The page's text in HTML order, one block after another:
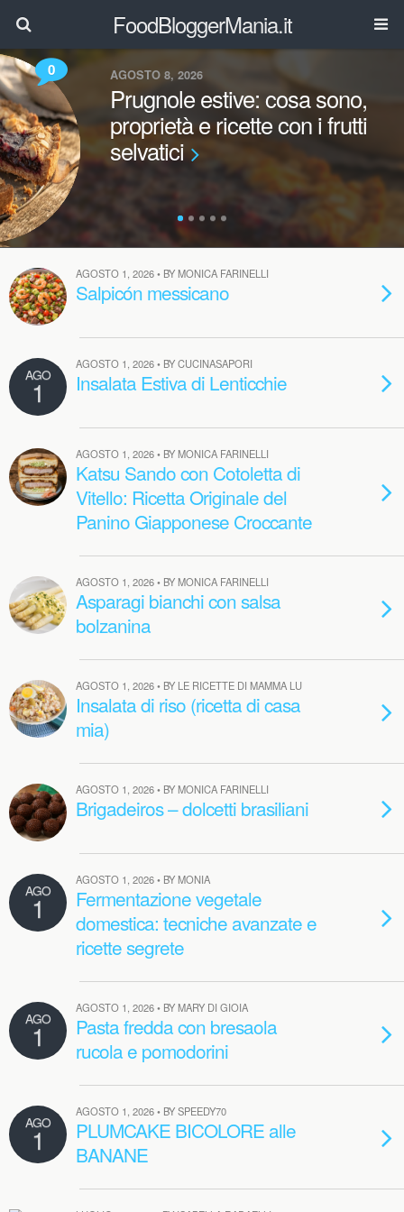
FoodBloggerMania.it
0 AGOSTO 8, 2026
Prugnole estive: cosa sono,
proprietà e ricette con i frutti
selvatici
AGOSTO 1, 2026 • BY MONICA FARINELLI
Salpicón messicano
AGO
1
AGOSTO 1, 2026 • BY CUCINASAPORI
Insalata Estiva di Lenticchie
AGOSTO 1, 2026 • BY MONICA FARINELLI
Katsu Sando con Cotoletta di
Vitello: Ricetta Originale del
Panino Giapponese Croccante
AGOSTO 1, 2026 • BY MONICA FARINELLI
Asparagi bianchi con salsa
bolzanina
AGOSTO 1, 2026 • BY LE RICETTE DI MAMMA LU
Insalata di riso (ricetta di casa
mia)
AGOSTO 1, 2026 • BY MONICA FARINELLI
Brigadeiros – dolcetti brasiliani
AGO
1
AGOSTO 1, 2026 • BY MONIA
Fermentazione vegetale
domestica: tecniche avanzate e
ricette segrete
AGO
1
AGOSTO 1, 2026 • BY MARY DI GIOIA
Pasta fredda con bresaola
rucola e pomodorini
AGO
1
AGOSTO 1, 2026 • BY SPEEDY70
PLUMCAKE BICOLORE alle
BANANE